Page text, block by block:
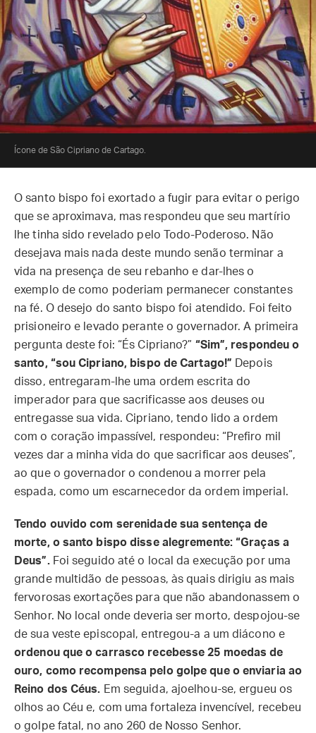
Ícone de São Cipriano de Cartago.
O santo bispo foi exortado a fugir para evitar o perigo
que se aproximava, mas respondeu que seu martírio
lhe tinha sido revelado pelo Todo-Poderoso. Não
desejava mais nada deste mundo senão terminar a
vida na presença de seu rebanho e dar-lhes o
exemplo de como poderiam permanecer constantes
na fé. O desejo do santo bispo foi atendido. Foi feito
prisioneiro e levado perante o governador. A primeira
pergunta deste foi: “És Cipriano?” “Sim”, respondeu o
santo, “sou Cipriano, bispo de Cartago!” Depois
disso, entregaram-lhe uma ordem escrita do
imperador para que sacrificasse aos deuses ou
entregasse sua vida. Cipriano, tendo lido a ordem
com o coração impassível, respondeu: “Prefiro mil
vezes dar a minha vida do que sacrificar aos deuses”,
ao que o governador o condenou a morrer pela
espada, como um escarnecedor da ordem imperial.
Tendo ouvido com serenidade sua sentença de
morte, o santo bispo disse alegremente: “Graças a
Deus”.Foi seguido até o local da execução por uma
grande multidão de pessoas, às quais dirigiu as mais
fervorosas exortações para que não abandonassem o
Senhor. No local onde deveria ser morto, despojou-se
de sua veste episcopal, entregou-a a um diácono e
ordenou que o carrasco recebesse 25 moedas de
ouro, como recompensa pelo golpe que o enviaria ao
Reino dos Céus. Em seguida, ajoelhou-se, ergueu os
olhos ao Céu e, com uma fortaleza invencível, recebeu
o golpe fatal, no ano 260 de Nosso Senhor.